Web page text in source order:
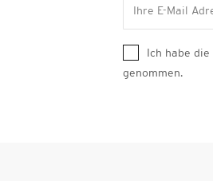
Ich habe die
genommen.